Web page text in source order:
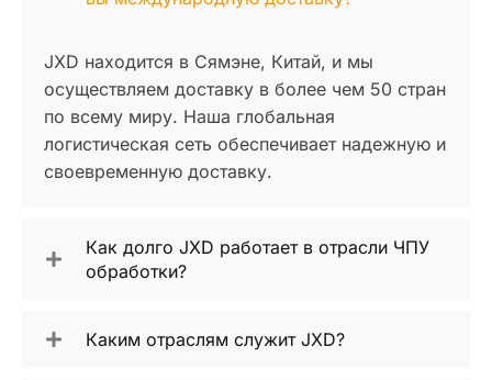
JXD находится в Сямэне, Китай, и мы
осуществляем доставку в более чем 50 стран
по всему миру. Наша глобальная
логистическая сеть обеспечивает надежную и
своевременную доставку.
Как долго JXD работает в отрасли ЧПУ
обработки?
Каким отраслям служит JXD?